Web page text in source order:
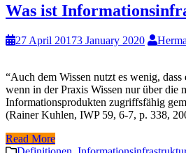
Was ist
27 April 20173 January 2020
“Auch dem Wissen nutzt es wenig,
wenn in der Praxis Wissen nur über die
Informationsprodukten zugriffsfähig
(Rainer Kuhlen, IWP 59, 6-7, p. 338,
Read More